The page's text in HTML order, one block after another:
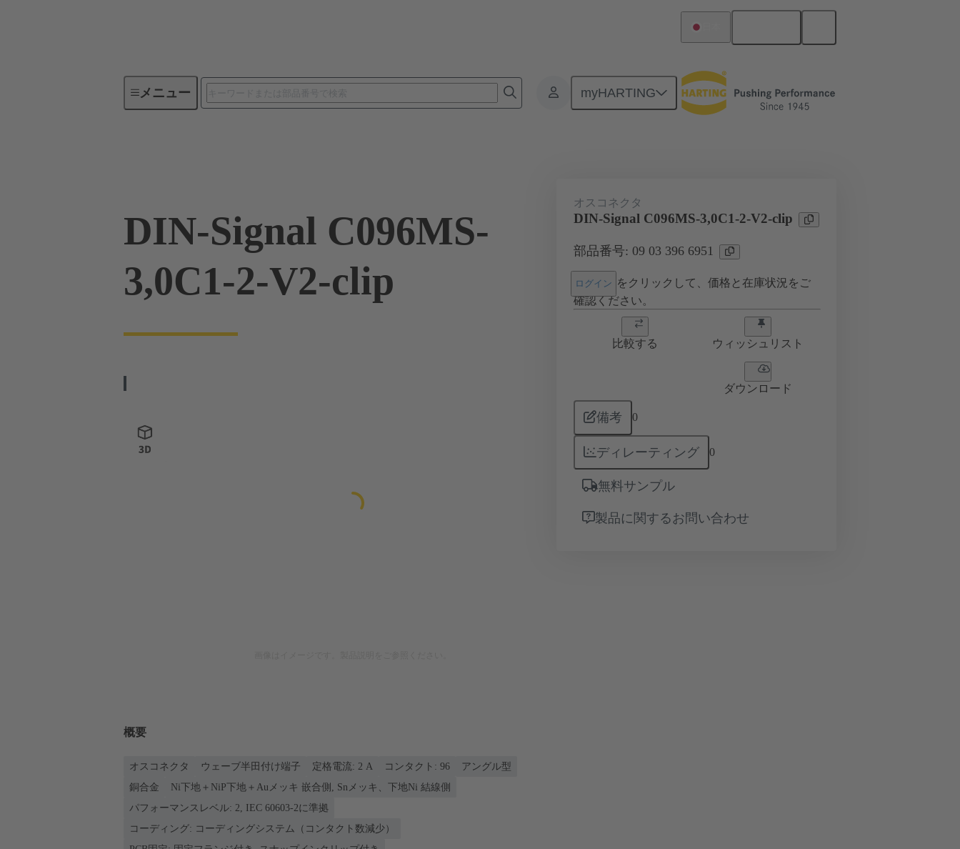
メニュー myHARTING
デバイスコネクティビティ マザーボード ツー ドーターカード接続
DIN-Signal C096MS-
3,0C1-2-V2-clip
オスコネクタ
DIN-Signal C096MS-3,0C1-2-V2-clip
部品番号: 09 03 396 6951
ログイン をクリックして、価格と在庫状況をご
確認ください。
比較する ウィッシュリスト
ダウンロード
備考 0
ディレーティング 0
無料サンプル
製品に関するお問い合わせ
概要
オスコネクタ ウェーブ半田付け端子 定格電流: ‌2 A コンタクト: 96
アングル型
銅合金
Ni下地＋NiP下地＋Auメッキ 嵌合側, Snメッキ、下地Ni 結線側
パフォーマンスレベル: 2, IEC 60603-2に準拠
コーディング: コーディングシステム（コンタクト数減少）